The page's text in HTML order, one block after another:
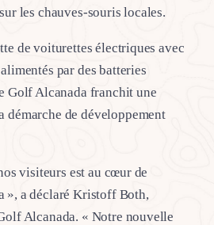
les chauves-souris locales.
de voiturettes électriques avec
par des batteries
Golf Alcanada franchit une
démarche de développement
visiteurs est au cœur de
», a déclaré Kristoff Both,
Alcanada. « Notre nouvelle